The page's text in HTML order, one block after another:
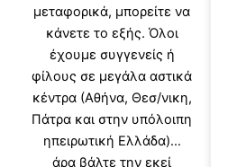
μεταφορικά, μπορείτε να
κάνετε το εξής. Όλοι
έχουμε συγγενείς ή
φίλους σε μεγάλα αστικά
κέντρα (Αθήνα, Θεσ/νικη,
Πάτρα και στην υπόλοιπη
ηπειρωτική Ελλάδα)…
άρα βάλτε την εκεί